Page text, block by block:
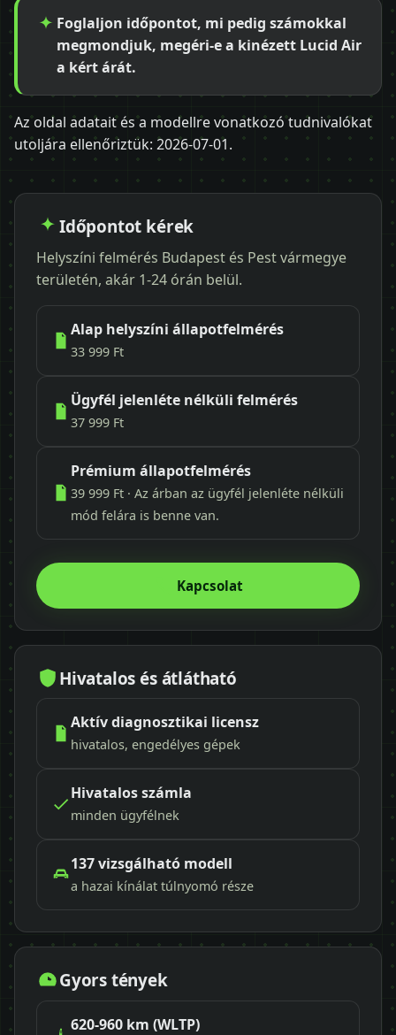
Foglaljon időpontot, mi pedig számokkal
megmondjuk, megéri-e a kinézett Lucid Air
a kért árát.
Az oldal adatait és a modellre vonatkozó tudnivalókat
utoljára ellenőriztük: 2026-07-01.
Időpontot kérek
Helyszíni felmérés Budapest és Pest vármegye
területén, akár 1-24 órán belül.
Alap helyszíni állapotfelmérés
33 999 Ft
Ügyfél jelenléte nélküli felmérés
37 999 Ft
Prémium állapotfelmérés
39 999 Ft · Az árban az ügyfél jelenléte nélküli
mód felára is benne van.
Kapcsolat
Hivatalos és átlátható
Aktív diagnosztikai licensz
hivatalos, engedélyes gépek
Hivatalos számla
minden ügyfélnek
137 vizsgálható modell
a hazai kínálat túlnyomó része
Gyors tények
620-960 km (WLTP)